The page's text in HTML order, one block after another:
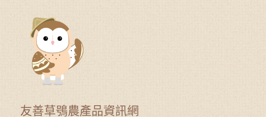
友善草鴞農產品資訊網